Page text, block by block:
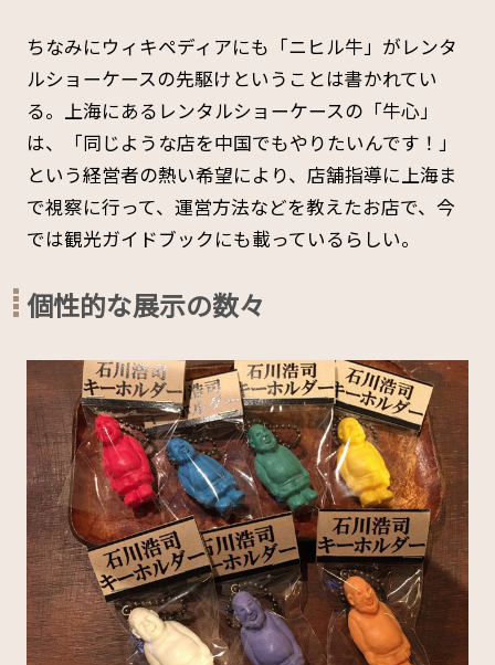
ちなみにウィキペディアにも「ニヒル牛」がレンタ
ルショーケースの先駆けということは書かれてい
る。上海にあるレンタルショーケースの「牛心」
は、「同じような店を中国でもやりたいんです！」
という経営者の熱い希望により、店舗指導に上海ま
で視察に行って、運営方法などを教えたお店で、今
では観光ガイドブックにも載っているらしい。
個性的な展示の数々